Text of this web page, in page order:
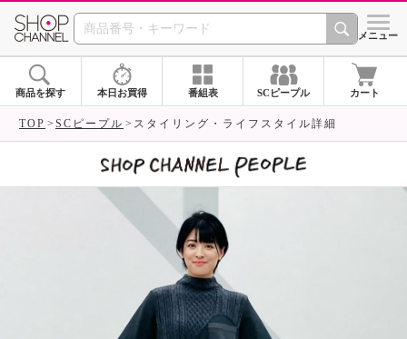
SHOP CHANNEL シメニュー
商品を探す 本日お買得 番組表 SCピープル カート
TOP SCピープル スタイリング・ライフスタイル詳細